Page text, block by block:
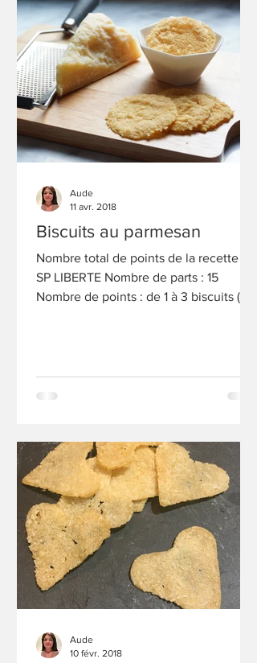
Biscuits au parmesan
Nombre total de points de la recette : 5
SP LIBERTE Nombre de parts : 15
Nombre de points : de 1 à 3 biscuits (1
Aude
11 avr. 2018
Aude
10 févr. 2018